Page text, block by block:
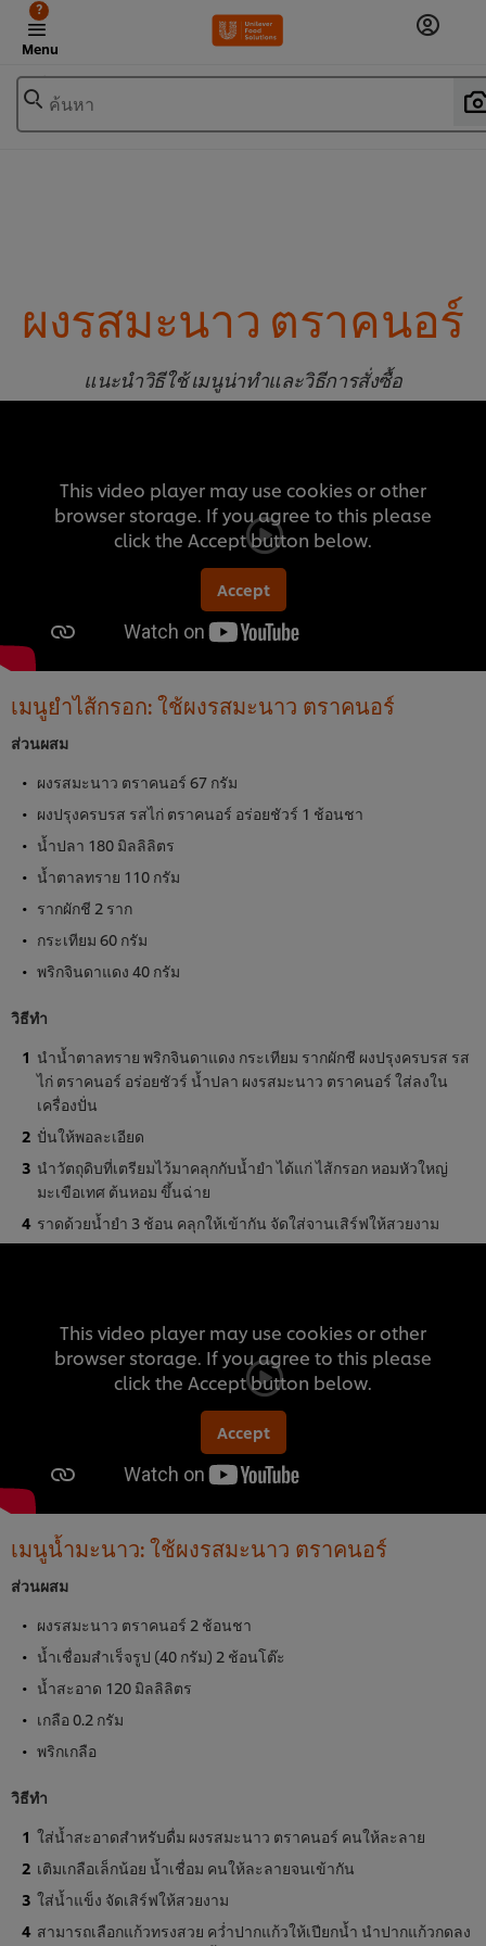
Menu
?
ค้นหา
ผงรสมะนาว ตราคนอร์
แนะนำวิธีใช้ เมนูน่าทำและวิธีการสั่งซื้อ
This video player may use cookies or other
browser storage. If you agree to this please
click the Accept button below.
Accept
เมนูยำไส้กรอก: ใช้ผงรสมะนาว ตราคนอร์
ส่วนผสม
ผงรสมะนาว ตราคนอร์ 67 กรัม
ผงปรุงครบรส รสไก่ ตราคนอร์ อร่อยชัวร์ 1 ช้อนชา
น้ำปลา 180 มิลลิลิตร
น้ำตาลทราย 110 กรัม
รากผักชี 2 ราก
กระเทียม 60 กรัม
พริกจินดาแดง 40 กรัม
วิธีทำ
นำน้ำตาลทราย พริกจินดาแดง กระเทียม รากผักชี ผงปรุงครบรส รส
ไก่ ตราคนอร์ อร่อยชัวร์ น้ำปลา ผงรสมะนาว ตราคนอร์ ใส่ลงใน
เครื่องปั่น
ปั่นให้พอละเอียด
นำวัตถุดิบที่เตรียมไว้มาคลุกกับน้ำยำ ได้แก่ ไส้กรอก หอมหัวใหญ่
มะเขือเทศ ต้นหอม ขึ้นฉ่าย
ราดด้วยน้ำยำ 3 ช้อน คลุกให้เข้ากัน จัดใส่จานเสิร์ฟให้สวยงาม
This video player may use cookies or other
browser storage. If you agree to this please
click the Accept button below.
Accept
เมนูน้ำมะนาว: ใช้ผงรสมะนาว ตราคนอร์
ส่วนผสม
ผงรสมะนาว ตราคนอร์ 2 ช้อนชา
น้ำเชื่อมสำเร็จรูป (40 กรัม) 2 ช้อนโต๊ะ
น้ำสะอาด 120 มิลลิลิตร
เกลือ 0.2 กรัม
พริกเกลือ
วิธีทำ
ใส่น้ำสะอาดสำหรับดื่ม ผงรสมะนาว ตราคนอร์ คนให้ละลาย
เติมเกลือเล็กน้อย น้ำเชื่อม คนให้ละลายจนเข้ากัน
ใส่น้ำแข็ง จัดเสิร์ฟให้สวยงาม
สามารถเลือกแก้วทรงสวย คว่ำปากแก้วให้เปียกน้ำ นำปากแก้วกดลง